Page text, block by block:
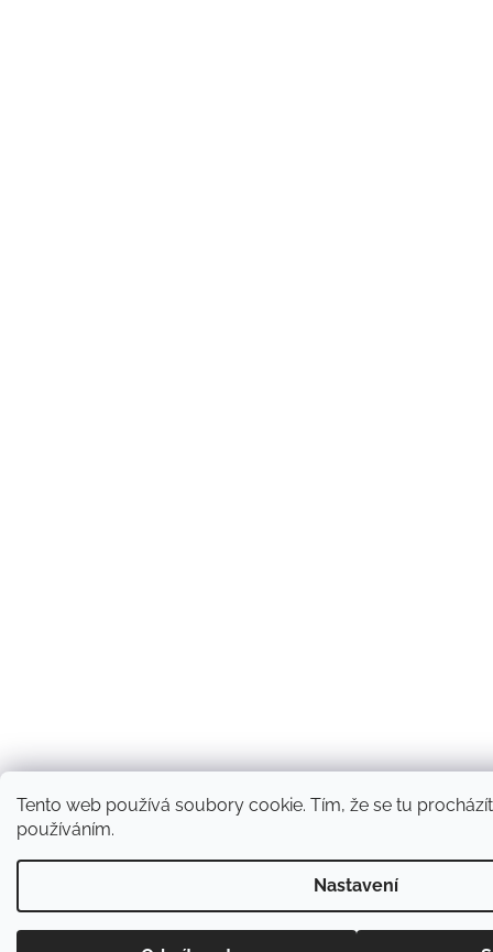
Tento web používá soubory cookie. Tím, že se tu
používáním.
Nastavení